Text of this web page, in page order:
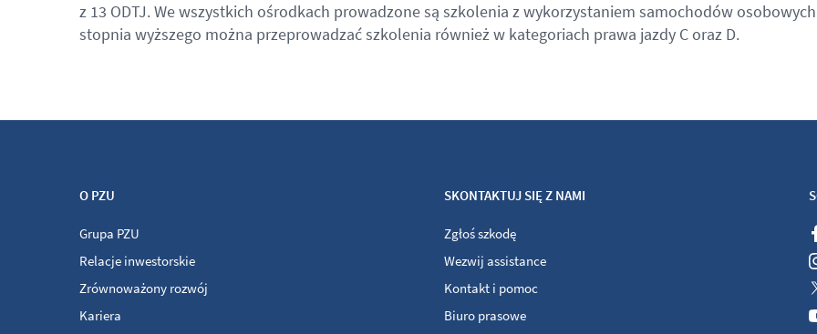
z 13 ODTJ. We wszystkich ośrodkach prowadzone są szkolenia z wykorzystaniem samochodów
stopnia wyższego można przeprowadzać szkolenia również w kategoriach prawa jazdy C oraz D.
O PZU
Grupa PZU
Relacje inwestorskie
Zrównoważony rozwój
Kariera
SKONTAKTUJ SIĘ Z NAMI
Zgłoś szkodę
Wezwij assistance
Kontakt i pomoc
Biuro prasowe